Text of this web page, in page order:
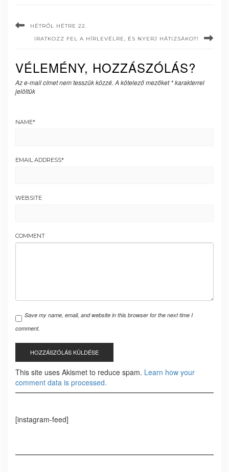
HÉTRŐL HÉTRE 22.
IRATKOZZ FEL A HÍRLEVÉLRE, ÉS NYERJ HÁTIZSÁKOT!
VÉLEMÉNY, HOZZÁSZÓLÁS?
Az e-mail címet nem tesszük közzé. A kötelező mezőket*karakterrel
jelöltük
NAME*
EMAIL ADDRESS*
WEBSITE
COMMENT
Save my name, email, and website in this browser for the next time I
comment.
This site uses Akismet to reduce spam. Learn how your
comment data is processed.
[instagram-feed]